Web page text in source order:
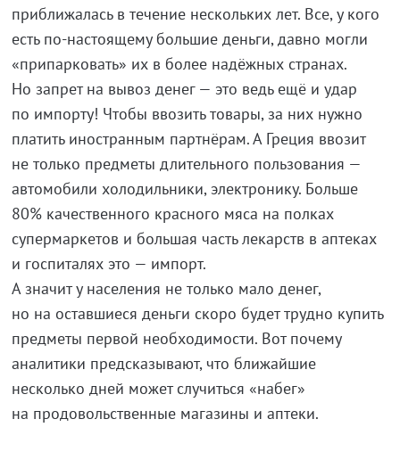
приближалась в течение нескольких лет. Все, у кого
есть по-настоящему большие деньги, давно могли
«припарковать» их в более надёжных странах.
Но запрет на вывоз денег — это ведь ещё и удар
по импорту! Чтобы ввозить товары, за них нужно
платить иностранным партнёрам. А Греция ввозит
не только предметы длительного пользования —
автомобили холодильники, электронику. Больше
80% качественного красного мяса на полках
супермаркетов и большая часть лекарств в аптеках
и госпиталях это — импорт.
А значит у населения не только мало денег,
но на оставшиеся деньги скоро будет трудно купить
предметы первой необходимости. Вот почему
аналитики предсказывают, что ближайшие
несколько дней может случиться «набег»
на продовольственные магазины и аптеки.